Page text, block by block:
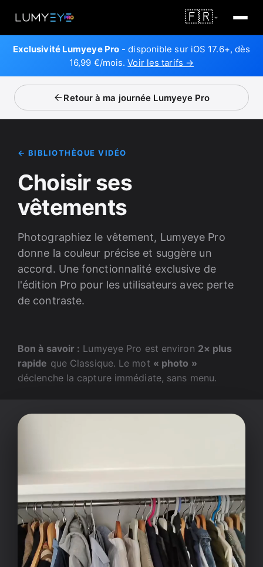
🇫🇷
Exclusivité Lumyeye Pro - disponible sur iOS 17.6+, dès
16,99 €/mois.Voir les tarifs →
Retour à ma journée Lumyeye Pro
← BIBLIOTHÈQUE VIDÉO
Choisir ses
vêtements
Photographiez le vêtement, Lumyeye Pro
donne la couleur précise et suggère un
accord. Une fonctionnalité exclusive de
l'édition Pro pour les utilisateurs avec perte
de contraste.
Bon à savoir : Lumyeye Pro est environ 2× plus
rapide que Classique. Le mot « photo »
déclenche la capture immédiate, sans menu.